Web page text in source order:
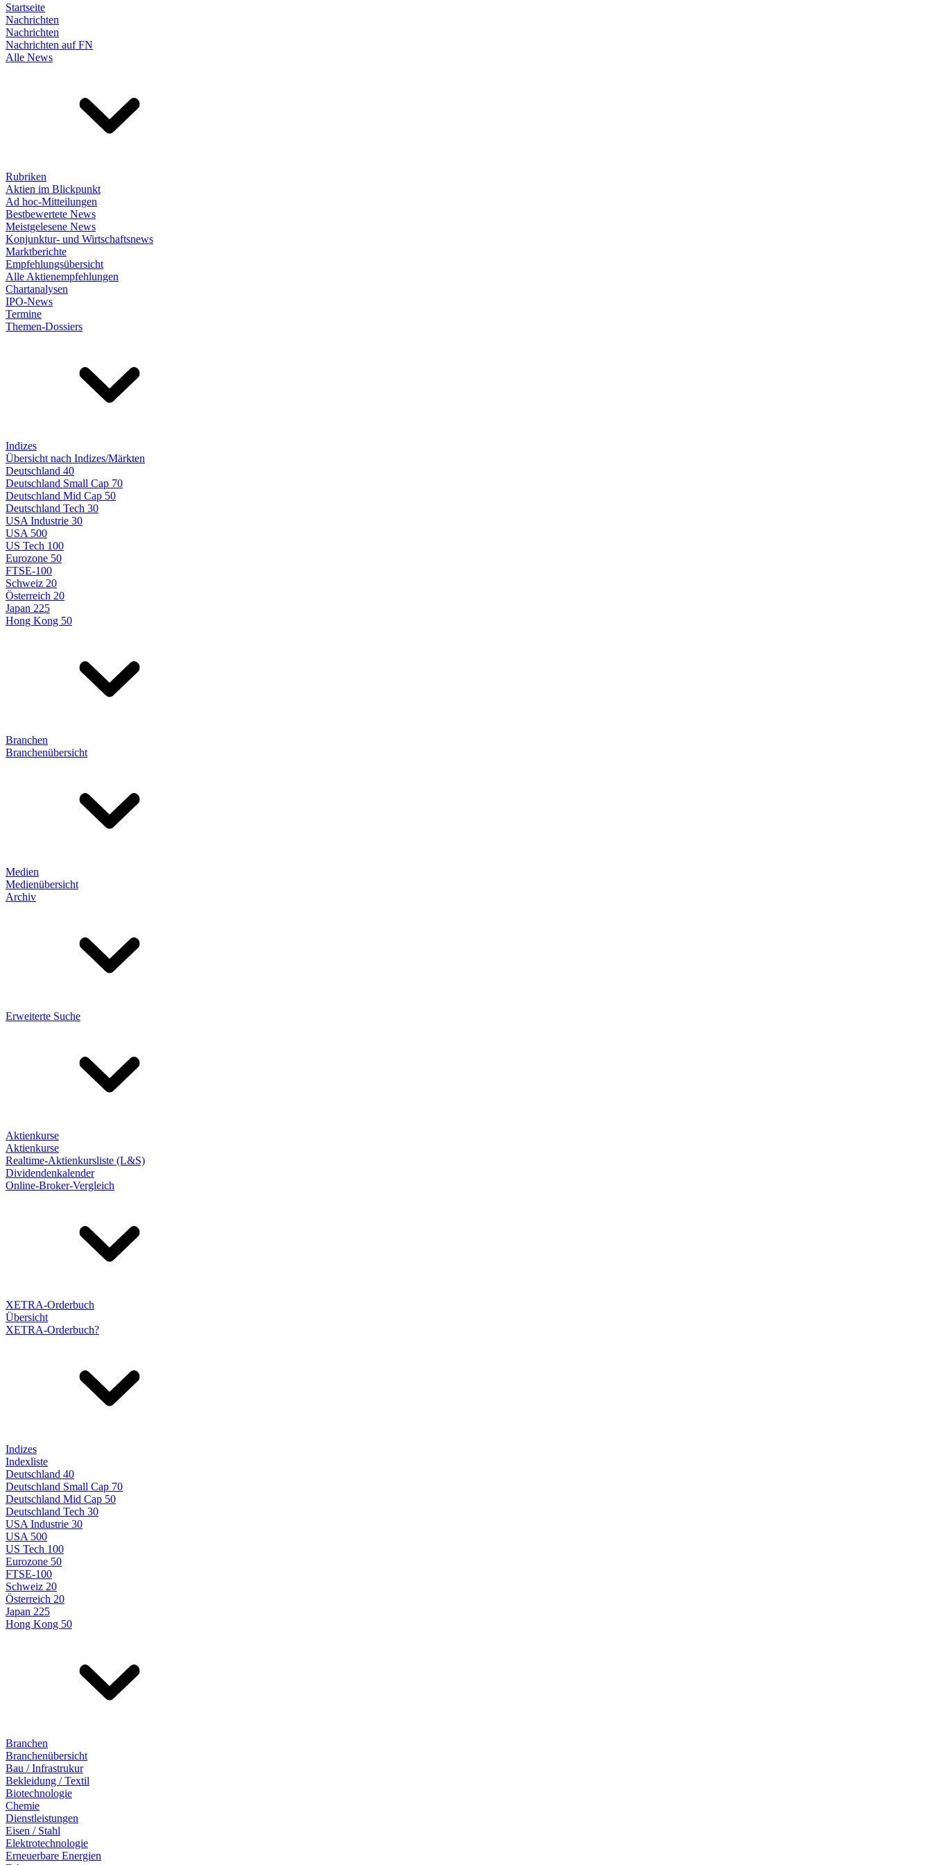
Startseite
Nachrichten
Nachrichten
Nachrichten auf FN
Alle News
Rubriken
Aktien im Blickpunkt
Ad hoc-Mitteilungen
Bestbewertete News
Meistgelesene News
Konjunktur- und Wirtschaftsnews
Marktberichte
Empfehlungsübersicht
Alle Aktienempfehlungen
Chartanalysen
IPO-News
Termine
Themen-Dossiers
Indizes
Übersicht nach Indizes/Märkten
Deutschland 40
Deutschland Small Cap 70
Deutschland Mid Cap 50
Deutschland Tech 30
USA Industrie 30
USA 500
US Tech 100
Eurozone 50
FTSE-100
Schweiz 20
Österreich 20
Japan 225
Hong Kong 50
Branchen
Branchenübersicht
Medien
Medienübersicht
Archiv
Erweiterte Suche
Aktienkurse
Aktienkurse
Realtime-Aktienkursliste (L&S)
Dividendenkalender
Online-Broker-Vergleich
XETRA-Orderbuch
Übersicht
XETRA-Orderbuch?
Indizes
Indexliste
Deutschland 40
Deutschland Small Cap 70
Deutschland Mid Cap 50
Deutschland Tech 30
USA Industrie 30
USA 500
US Tech 100
Eurozone 50
FTSE-100
Schweiz 20
Österreich 20
Japan 225
Hong Kong 50
Branchen
Branchenübersicht
Bau / Infrastrukur
Bekleidung / Textil
Biotechnologie
Chemie
Dienstleistungen
Eisen / Stahl
Elektrotechnologie
Erneuerbare Energien